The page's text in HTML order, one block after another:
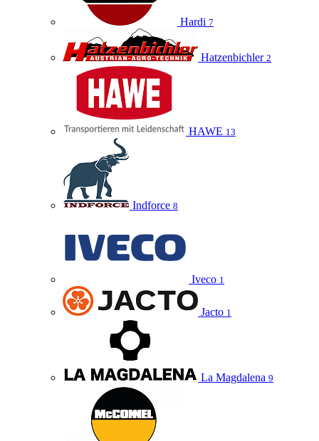
Hardi 7
Hatzenbichler 2
HAWE 13
Indforce 8
Iveco 1
Jacto 1
La Magdalena 9